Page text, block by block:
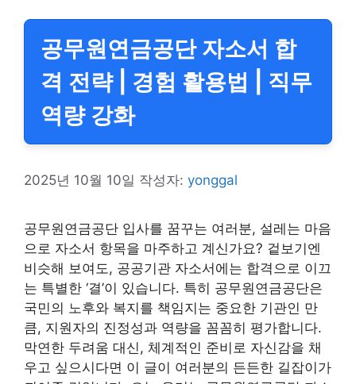
공무원연금공단 자소서 합
격 전략 | 경험 활용법 | 직무
역량 강화
2025년 10월 10일 작성자: yonggal
공무원연금공단 입사를 꿈꾸는 여러분, 설레는 마음
으로 자소서 항목을 마주하고 계신가요? 겉보기엔
비슷해 보여도, 공공기관 자소서에는 합격으로 이끄
는 특별한 ‘결’이 있습니다. 특히 공무원연금공단은
국민의 노후와 복지를 책임지는 중요한 기관인 만
큼, 지원자의 진정성과 역량을 꼼꼼히 평가합니다.
막연한 두려움 대신, 체계적인 준비로 자신감을 채
우고 싶으시다면 이 글이 여러분의 든든한 길잡이가